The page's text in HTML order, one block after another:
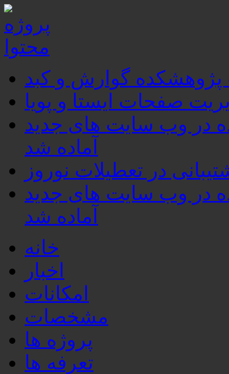
پژوهشکده گوارش و کبد
صفحات ایستا و پویا
استفاده در وب سایت های جدید
آماده شد
در تعطیلات نوروز
استفاده در وب سایت های جدید
آماده شد
خانه
اخبار
امکانات
مشخصات
پروژه ها
تعرفه ها